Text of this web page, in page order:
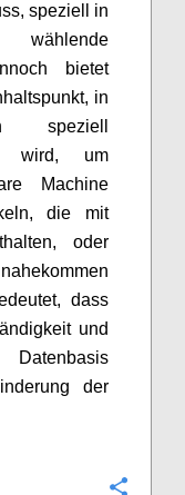
speziell in
bietet
in
speziell
wird, um
Machine
die mit
oder
dass
und
der